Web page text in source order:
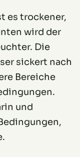
es trockener,
wird der
Die
sickert nach
Bereiche
und